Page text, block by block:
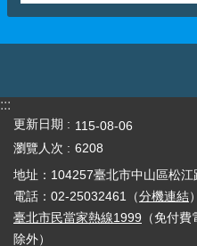
:::
更新日期
115-08-06
瀏覽人次
6208
地址：104257臺北市中山區松江
電話：02-25032461（分機連結
臺北市民當家熱線1999 （免付
除外）